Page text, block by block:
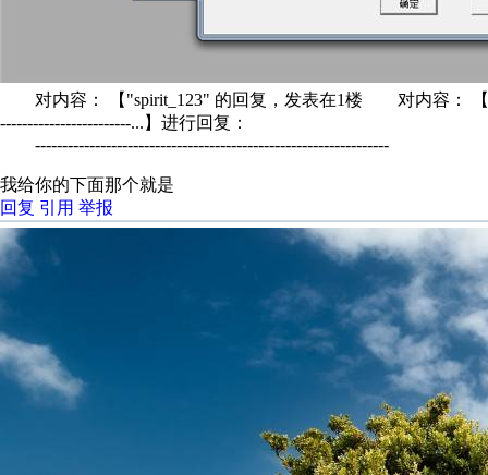
对内容： 【"spirit_123" 的回复，发表在1楼 对内容：
------------------------...】进行回复：
-----------------------------------------------------------------
我给你的下面那个就是
回复 引用 举报